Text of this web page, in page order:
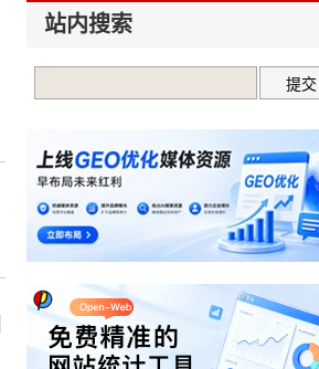
站内搜索